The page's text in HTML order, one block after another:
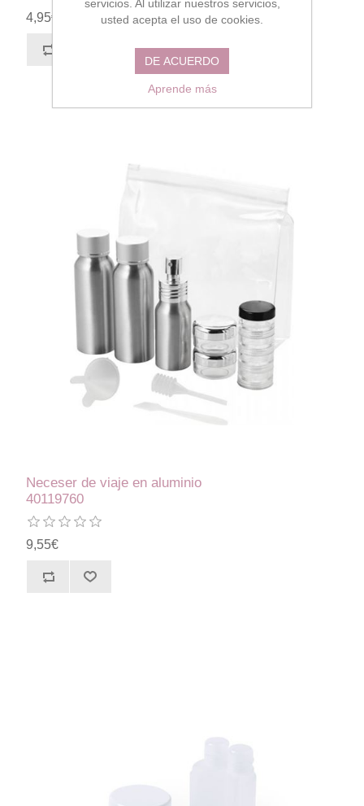
4,95€
Neceser de viaje en aluminio
40119760
9,55€
servicios. Al utilizar nuestros servicios,
usted acepta el uso de cookies.
DE ACUERDO
Aprende más